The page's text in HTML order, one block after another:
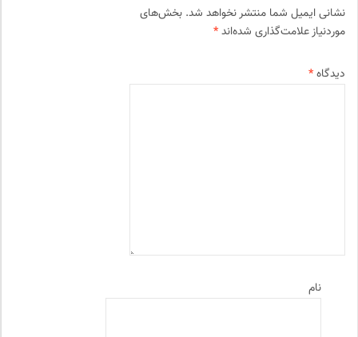
نشانی ایمیل شما منتشر نخواهد شد. بخش‌های
موردنیاز علامت‌گذاری شده‌اند*
دیدگاه*
نام